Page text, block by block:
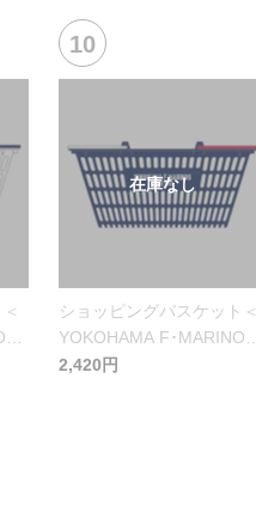
ショッピングバスケット＜
YOKOHAMA F･MARINOS
＞ブルー
2,420円